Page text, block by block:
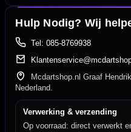
Hulp Nodig? Wij
Tel: 085-8769938
Mcdartshop.nl Graaf
Nederland.
Verwerking & verzending
Op voorraad: direct verwerkt